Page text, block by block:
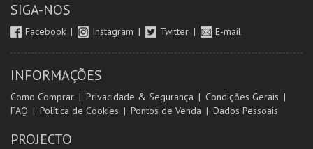
SIGA-NOS
Facebook Instagram Twitter E-mail
INFORMAÇÕES
Como Comprar Privacidade & Segurança
Condições Gerais
FAQ
Política de Cookies Pontos de Venda Dados Pessoais
PROJECTO